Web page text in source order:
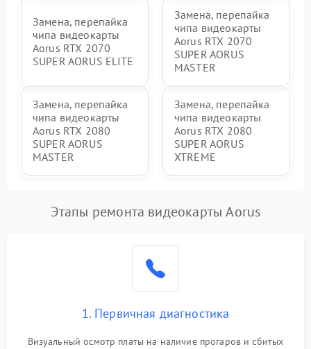
Замена, перепайка
чипа видеокарты
Aorus RTX 2070
SUPER AORUS ELITE
Замена, перепайка
чипа видеокарты
Aorus RTX 2070
SUPER AORUS
MASTER
Замена, перепайка
чипа видеокарты
Aorus RTX 2080
SUPER AORUS
MASTER
Замена, перепайка
чипа видеокарты
Aorus RTX 2080
SUPER AORUS
XTREME
Этапы ремонта видеокарты Aorus
1. Первичная диагностика
Визуальный осмотр платы на наличие прогаров и сбитых